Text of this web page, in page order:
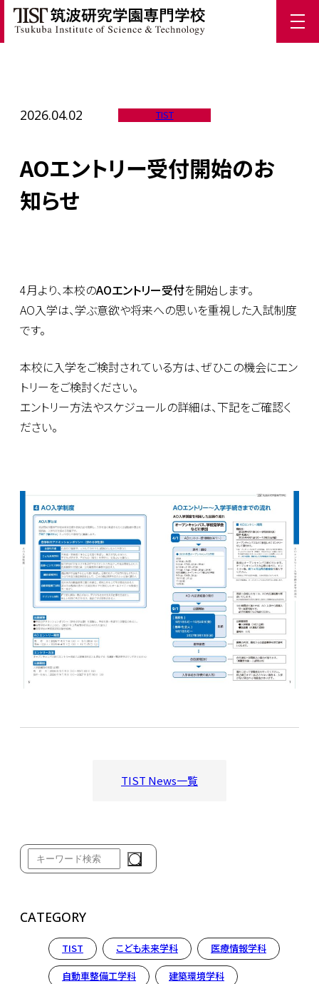
ホーム / TIST News / AOエントリー受付開始のお知らせ
2026.04.02 TIST
AOエントリー受付開始のお
知らせ
4月より、本校のAOエントリー受付を開始します。
AO入学は、学ぶ意欲や将来への思いを重視した入試制度
です。
本校に入学をご検討されている方は、ぜひこの機会にエン
トリーをご検討ください。
エントリー方法やスケジュールの詳細は、下記をご確認く
ださい。
TIST News一覧
CATEGORY
TIST こども未来学科 医療情報学科
自動車整備工学科 建築環境学科